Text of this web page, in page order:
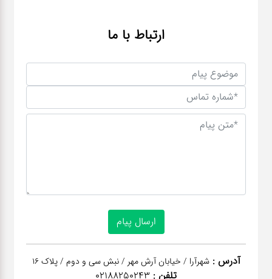
ارتباط با ما
آدرس : شهرآرا / خیابان آرش مهر / نبش سی و دوم / پلاک 16
تلفن : 02188250243